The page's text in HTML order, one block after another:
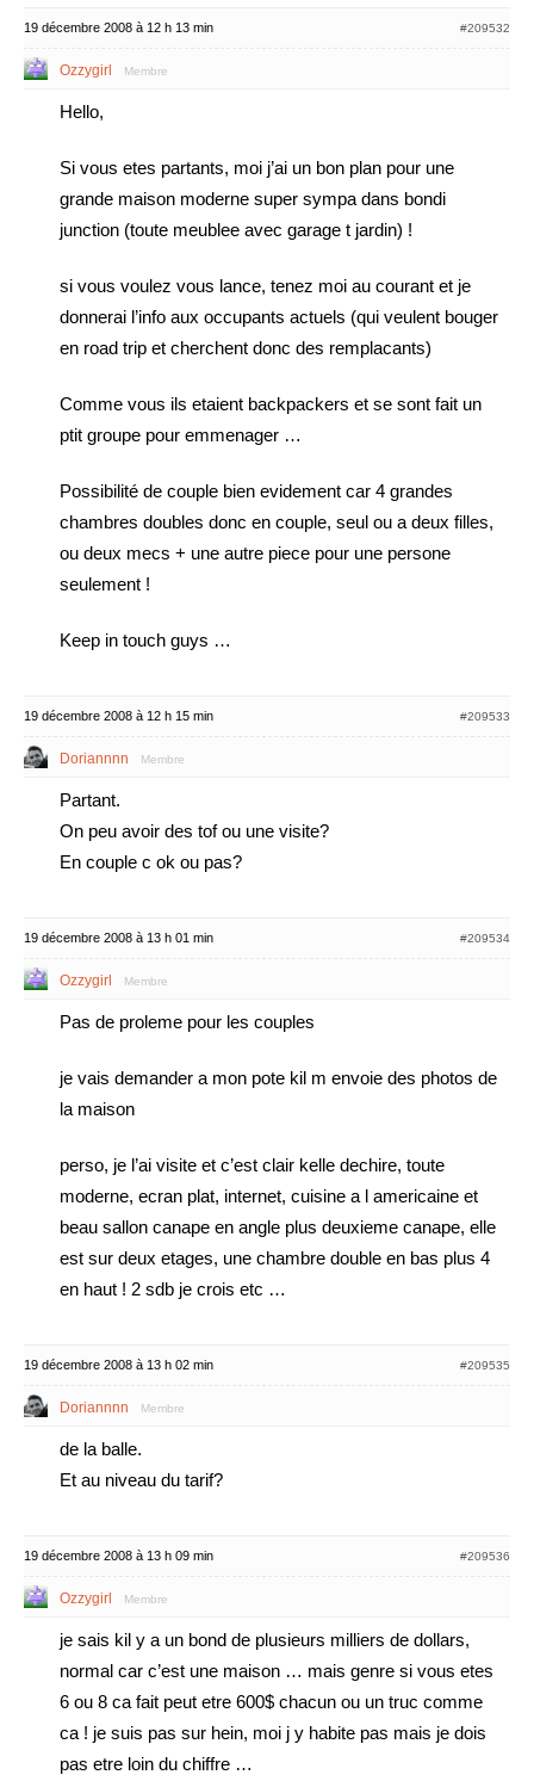
19 décembre 2008 à 12 h 13 min #209532
Ozzygirl Membre
Hello,
Si vous etes partants, moi j’ai un bon plan pour une
grande maison moderne super sympa dans bondi
junction (toute meublee avec garage t jardin) !
si vous voulez vous lance, tenez moi au courant et je
donnerai l’info aux occupants actuels (qui veulent bouger
en road trip et cherchent donc des remplacants)
Comme vous ils etaient backpackers et se sont fait un
ptit groupe pour emmenager …
Possibilité de couple bien evidement car 4 grandes
chambres doubles donc en couple, seul ou a deux filles,
ou deux mecs + une autre piece pour une persone
seulement !
Keep in touch guys …
19 décembre 2008 à 12 h 15 min #209533
Doriannnn Membre
Partant.
On peu avoir des tof ou une visite?
En couple c ok ou pas?
19 décembre 2008 à 13 h 01 min #209534
Ozzygirl Membre
Pas de proleme pour les couples
je vais demander a mon pote kil m envoie des photos de
la maison
perso, je l’ai visite et c’est clair kelle dechire, toute
moderne, ecran plat, internet, cuisine a l americaine et
beau sallon canape en angle plus deuxieme canape, elle
est sur deux etages, une chambre double en bas plus 4
en haut ! 2 sdb je crois etc …
19 décembre 2008 à 13 h 02 min #209535
Doriannnn Membre
de la balle.
Et au niveau du tarif?
19 décembre 2008 à 13 h 09 min #209536
Ozzygirl Membre
je sais kil y a un bond de plusieurs milliers de dollars,
normal car c’est une maison … mais genre si vous etes
6 ou 8 ca fait peut etre 600$ chacun ou un truc comme
ca ! je suis pas sur hein, moi j y habite pas mais je dois
pas etre loin du chiffre …